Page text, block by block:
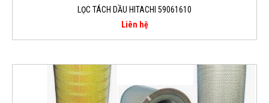
LỌC TÁCH DẦU HITACHI 59061610
Liên hệ